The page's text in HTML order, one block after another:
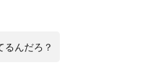
るんだろ？